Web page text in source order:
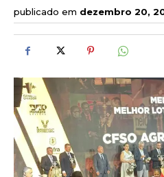
publicado em dezembro 20,